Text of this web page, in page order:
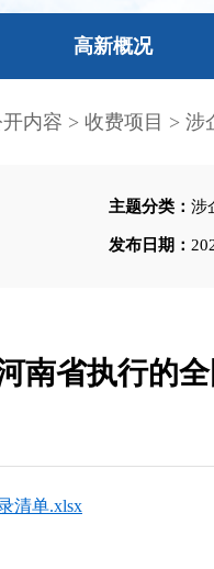
高新概况
内容 > 收费项目 > 涉
主题分类：涉
发布日期：
南省执行的
清单.xlsx